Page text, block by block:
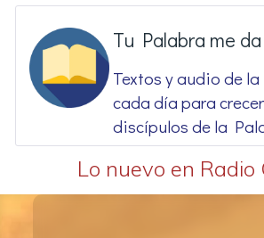
Tu Palabra me
Textos y audio de
cada día para
discípulos de la
Lo nuevo en Radio